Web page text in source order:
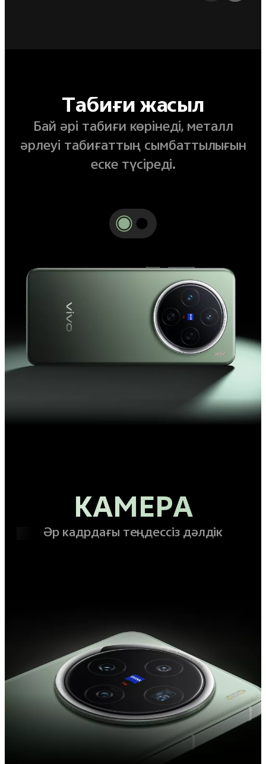
Табиғи жасыл
Бай әрі табиғи көрінеді, металл
әрлеуі табиғаттың сымбаттылығын
еске түсіреді.
КАМЕРА
Әр кадрдағы теңдессіз дәлдік